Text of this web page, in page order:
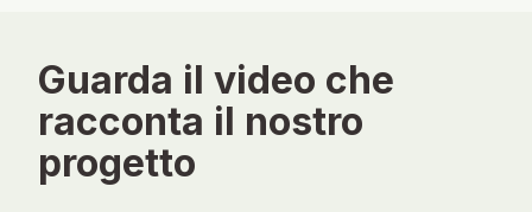
Guarda il video che
racconta il nostro
progetto